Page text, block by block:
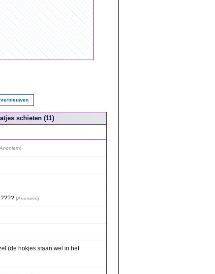
schieten (11)
Anoniem)
(Anoniem)
(de hokjes staan wel in het